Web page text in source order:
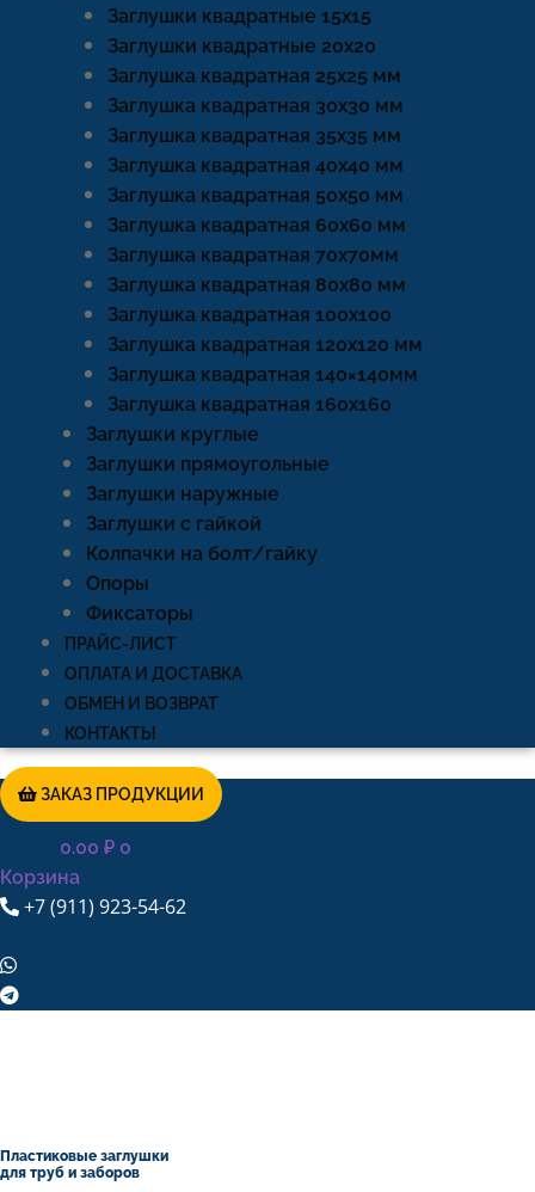
Заглушки квадратные 15х15
Заглушки квадратные 20х20
Заглушка квадратная 25х25 мм
Заглушка квадратная 30х30 мм
Заглушка квадратная 35х35 мм
Заглушка квадратная 40х40 мм
Заглушка квадратная 50х50 мм
Заглушка квадратная 60х60 мм
Заглушка квадратная 70х70мм
Заглушка квадратная 80х80 мм
Заглушка квадратная 100х100
Заглушка квадратная 120х120 мм
Заглушка квадратная 140×140мм
Заглушка квадратная 160х160
Заглушки круглые
Заглушки прямоугольные
Заглушки наружные
Заглушки с гайкой
Колпачки на болт/гайку
Опоры
Фиксаторы
ПРАЙС-ЛИСТ
ОПЛАТА И ДОСТАВКА
ОБМЕН И ВОЗВРАТ
КОНТАКТЫ
ЗАКАЗ ПРОДУКЦИИ
0.00 ₽ 0
Корзина
+7 (911) 923-54-62
Пластиковые заглушки
для труб и заборов